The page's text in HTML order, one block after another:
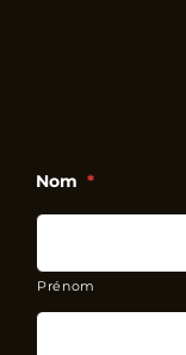
Nom *
Prénom